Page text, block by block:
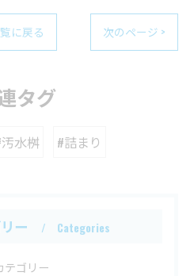
に戻る 次のページ >
タグ
水桝 #詰まり
ー Categories
テゴリー